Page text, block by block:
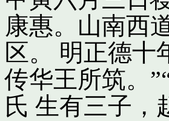
康惠。山南西
区。 明正德十
传华王所筑。
氏 生有三子，